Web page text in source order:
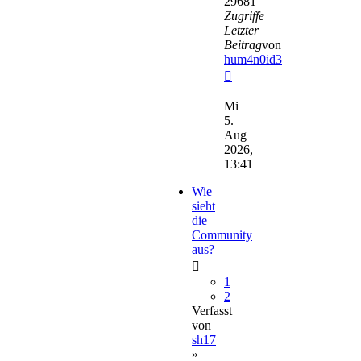
Zugriffe
Letzter
Beitragvon
hum4n0id3
Beitrag
Mi
5.
Aug
2026,
13:41
Wie
sieht
die
Community
aus?
1
2
Verfasst
von
sh17
»